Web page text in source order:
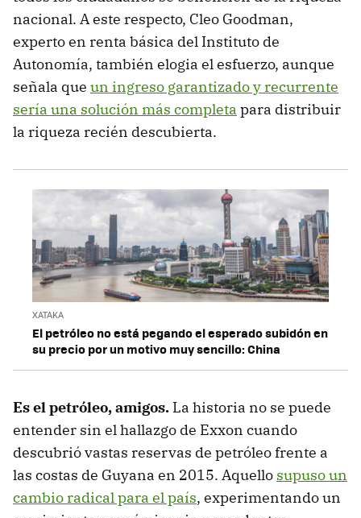
nacional. A este respecto, Cleo Goodman,
experto en renta básica del Instituto de
Autonomía, también elogia el esfuerzo, aunque
señala que un ingreso garantizado y recurrente
sería una solución más completa para distribuir
la riqueza recién descubierta.
XATAKA
El petróleo no está pegando el esperado subidón en
su precio por un motivo muy sencillo: China
Es el petróleo, amigos. La historia no se puede
entender sin el hallazgo de Exxon cuando
descubrió vastas reservas de petróleo frente a
las costas de Guyana en 2015. Aquello supuso un
cambio radical para el país, experimentando un